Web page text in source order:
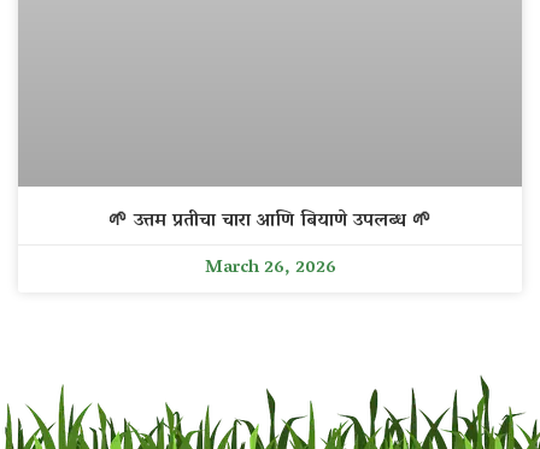
🌱 उत्तम प्रतीचा चारा आणि बियाणे उपलब्ध 🌱
March 26, 2026